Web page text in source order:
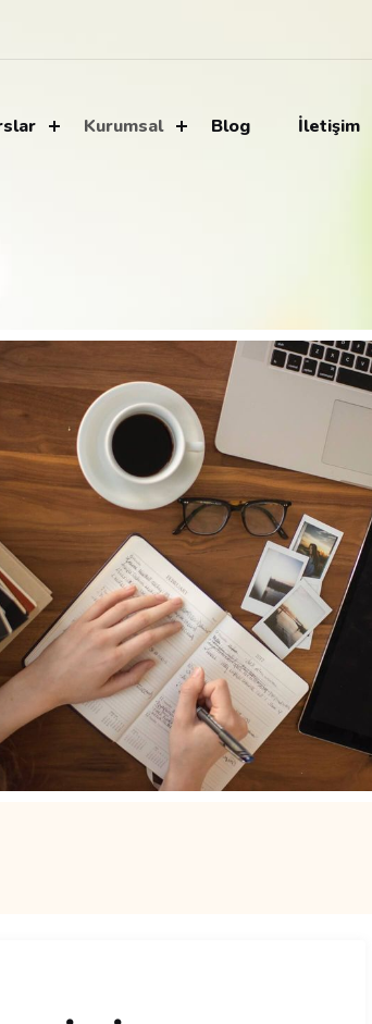
Kurumsal Blog İletişim